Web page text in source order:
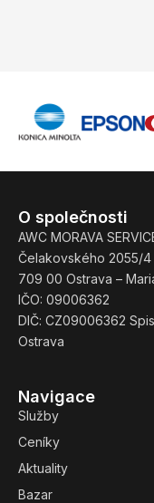
Navigace
Služby
Ceníky
Aktuality
Bazar
O společnosti
AWC MORAVA
Čelakovského 2055/4
709 00 Ostrava –
IČO: 09006362
DIČ: CZ09006362
Ostrava